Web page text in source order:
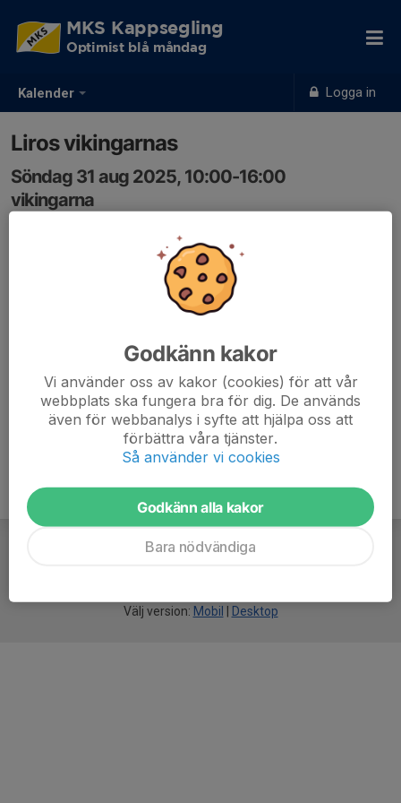
Kalender Logga in
MKS Kappsegling
Optimist blå måndag
Liros vikingarnas
Söndag 31 aug 2025, 10:00-16:00
vikingarna
Välj version: Mobil Desktop
Godkänn kakor
Vi använder oss av kakor (cookies) för att vår
webbplats ska fungera bra för dig. De används
även för webbanalys i syfte att hjälpa oss att
förbättra våra tjänster.
Så använder vi cookies
Godkänn alla kakor
Bara nödvändiga